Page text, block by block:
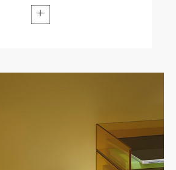
+
loi n° 2004-801 du 6 août 2004
aux fichiers et aux
Informations personnelles :
qui permettent, sous quelque
directement ou non,
personnes physiques
s’appliquent » (article 4 de la
6 janvier 1978).